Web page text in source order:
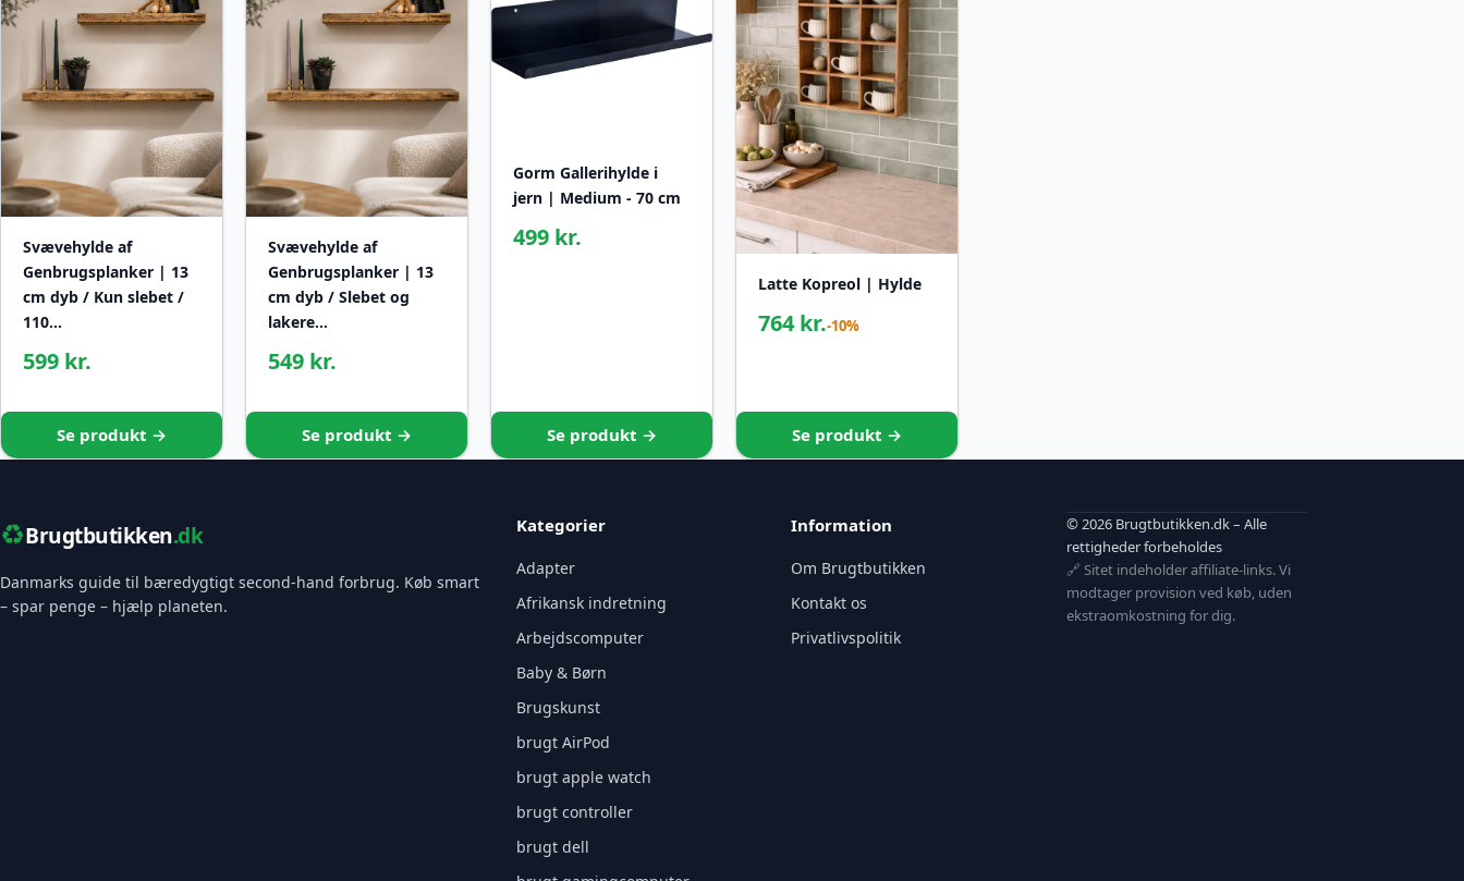
Svævehylde af
Genbrugsplanker | 13
cm dyb / Kun slebet /
110…
599 kr.
Se produkt →
Svævehylde af
Genbrugsplanker | 13
cm dyb / Slebet og
lakere…
549 kr.
Se produkt →
Gorm Gallerihylde i
jern | Medium - 70 cm
499 kr.
Se produkt →
Latte Kopreol | Hylde
764 kr.-10%
Se produkt →
♻️Brugtbutikken.dk
Danmarks guide til bæredygtigt second-hand forbrug. Køb smart
– spar penge – hjælp planeten.
Kategorier
Adapter
Afrikansk indretning
Arbejdscomputer
Baby & Børn
Brugskunst
brugt AirPod
brugt apple watch
brugt controller
brugt dell
Information
Om Brugtbutikken
Kontakt os
Privatlivspolitik
© 2026 Brugtbutikken.dk – Alle
rettigheder forbeholdes
🔗 Sitet indeholder affiliate-links. Vi
modtager provision ved køb, uden
ekstraomkostning for dig.